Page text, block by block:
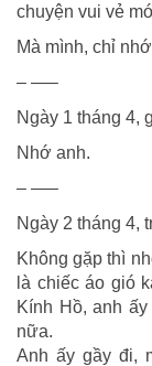
chuyện vui vẻ
Mà mình, chỉ
– —–
Ngày 1 tháng 4,
Nhớ anh.
– —–
Ngày 2 tháng 4,
Không gặp thì
là chiếc áo gió
Kính Hồ, anh
nữa.
Anh ấy gầy đi,